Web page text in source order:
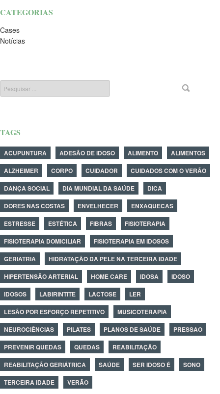
CATEGORIAS
Cases
Notícias
TAGS
ACUPUNTURA ADESÃO DE IDOSO ALIMENTO
ALIMENTOS
ALZHEIMER
CORPO CUIDADOR
CUIDADOS COM O VERÃO
DANÇA SOCIAL
DIA MUNDIAL DA SAÚDE
DICA
DORES NAS COSTAS
ENVELHECER
ENXAQUECAS
ESTRESSE
ESTÉTICA FIBRAS
FISIOTERAPIA
FISIOTERAPIA DOMICILIAR
FISIOTERAPIA EM IDOSOS
GERIATRIA
HIDRATAÇÃO DA PELE NA TERCEIRA IDADE
HIPERTENSÃO ARTERIAL
HOME CARE IDOSA
IDOSO
IDOSOS
LABIRINTITE LACTOSE
LER
LESÃO POR ESFORÇO REPETITIVO
MUSICOTERAPIA
NEUROCIÊNCIAS
PILATES PLANOS DE SAÚDE
PRESSAO
PREVENIR QUEDAS
QUEDAS
REABILITAÇÃO
REABILITAÇÃO GERIÁTRICA
SAÚDE SER IDOSO É
SONO
TERCEIRA IDADE
VERÃO